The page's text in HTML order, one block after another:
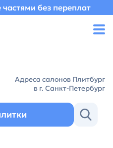
без переплат
Адреса салонов Плитбург
в г. Санкт-Петербург